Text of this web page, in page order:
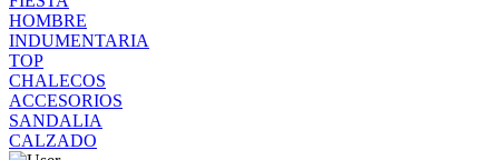
HOMBRE
INDUMENTARIA
TOP
CHALECOS
ACCESORIOS
SANDALIA
CALZADO